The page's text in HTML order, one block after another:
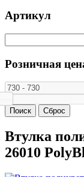
Артикул
Розничная
Втулка
26010